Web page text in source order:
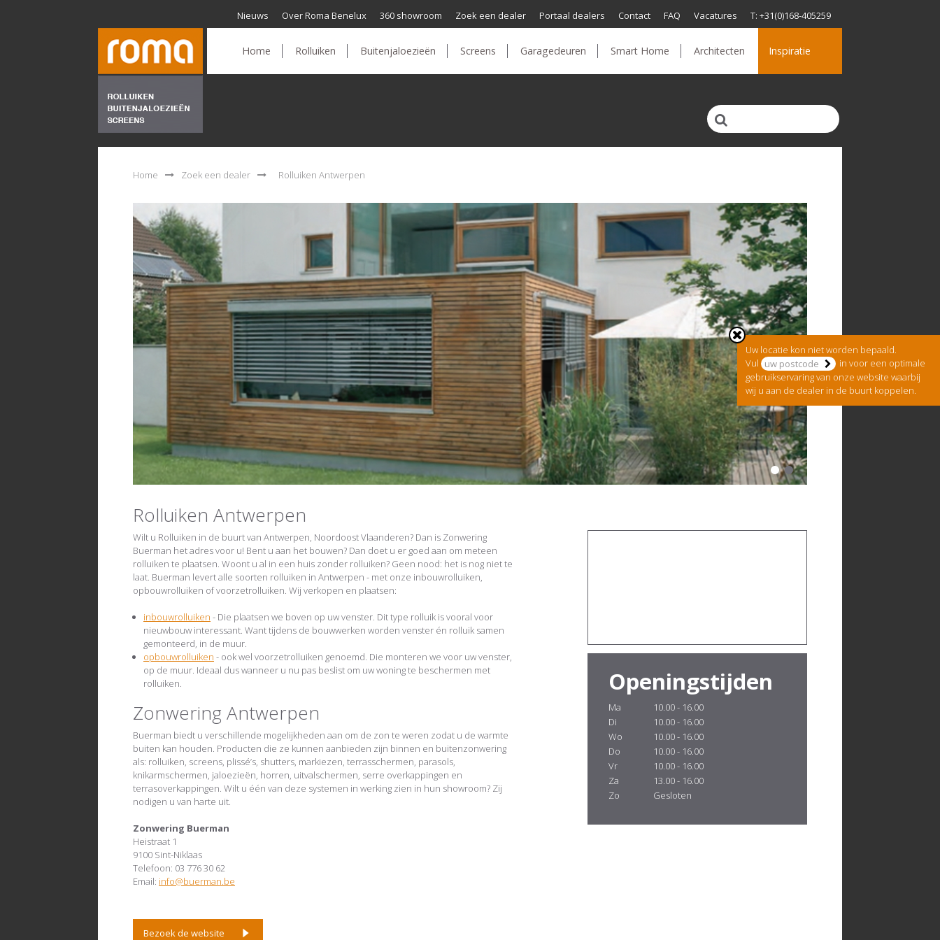
Home Rolluiken Buitenjaloezieën Screens Garagedeuren Smart Home Architecten Inspiratie
Nieuws Over Roma Benelux 360 showroom Zoek een dealer Portaal dealers Contact FAQ Vacatures T: +31(0)168-405259
Home Zoek een dealer Rolluiken Antwerpen
Rolluiken Antwerpen
Wilt u Rolluiken in de buurt van Antwerpen, Noordoost Vlaanderen? Dan is Zonwering
Buerman het adres voor u! Bent u aan het bouwen? Dan doet u er goed aan om meteen
rolluiken te plaatsen. Woont u al in een huis zonder rolluiken? Geen nood: het is nog niet te
laat. Buerman levert alle soorten rolluiken in Antwerpen - met onze inbouwrolluiken,
opbouwrolluiken of voorzetrolluiken. Wij verkopen en plaatsen:
inbouwrolluiken - Die plaatsen we boven op uw venster. Dit type rolluik is vooral voor
nieuwbouw interessant. Want tijdens de bouwwerken worden venster én rolluik samen
gemonteerd, in de muur.
opbouwrolluiken - ook wel voorzetrolluiken genoemd. Die monteren we voor uw venster,
op de muur. Ideaal dus wanneer u nu pas beslist om uw woning te beschermen met
rolluiken.
Zonwering Antwerpen
Buerman biedt u verschillende mogelijkheden aan om de zon te weren zodat u de warmte
buiten kan houden. Producten die ze kunnen aanbieden zijn binnen en buitenzonwering
als: rolluiken, screens, plissé’s, shutters, markiezen, terrasschermen, parasols,
knikarmschermen, jaloezieën, horren, uitvalschermen, serre overkappingen en
terrasoverkappingen. Wilt u één van deze systemen in werking zien in hun showroom? Zij
nodigen u van harte uit.
Zonwering Buerman
Heistraat 1
9100 Sint-Niklaas
Telefoon: 03 776 30 62
Email: info@buerman.be
Bezoek de website
Openingstijden
Ma
10.00 - 16.00
Di
10.00 - 16.00
Wo
10.00 - 16.00
Do
10.00 - 16.00
Vr
10.00 - 16.00
Za
13.00 - 16.00
Zo
Gesloten
Uw locatie kon niet worden bepaald.
Vul
in voor een optimale
gebruikservaring van onze website waarbij
wij u aan de dealer in de buurt koppelen.